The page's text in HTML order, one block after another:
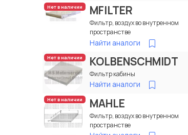
Нет в наличии MFILTER
Фильтр, воздух во внутренном
пространстве
Найти аналоги
Нет в наличии KOLBENSCHMIDT
Фильтр кабины
Найти аналоги
Нет в наличии MAHLE
Фильтр, воздух во внутренном
пространстве